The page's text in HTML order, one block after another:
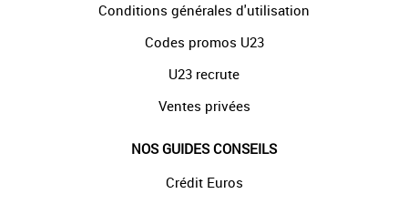
Conditions générales d'utilisation
Codes promos U23
U23 recrute
Ventes privées
NOS GUIDES CONSEILS
Crédit Euros